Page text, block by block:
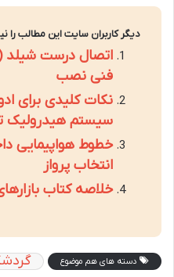
دیگر کاربران سایت این مطالب را
فنی نصب
نکات کلیدی برای
سیستم هیدرولیک
خطوط هواپیمایی
انتخاب پرواز
خلاصه کتاب
دسته های هم موضوع